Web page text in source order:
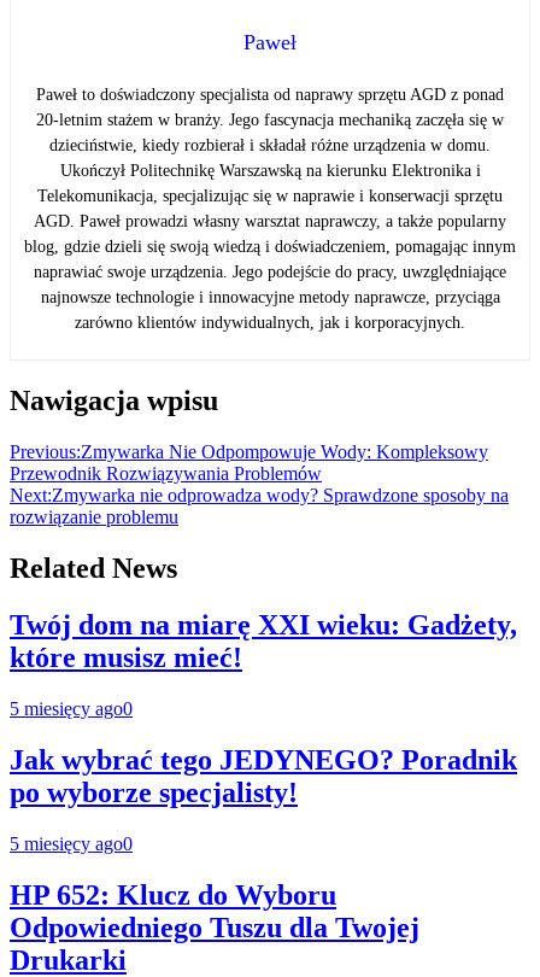
Paweł
Paweł to doświadczony specjalista od naprawy sprzętu AGD z ponad
20-letnim stażem w branży. Jego fascynacja mechaniką zaczęła się w
dzieciństwie, kiedy rozbierał i składał różne urządzenia w domu.
Ukończył Politechnikę Warszawską na kierunku Elektronika i
Telekomunikacja, specjalizując się w naprawie i konserwacji sprzętu
AGD. Paweł prowadzi własny warsztat naprawczy, a także popularny
blog, gdzie dzieli się swoją wiedzą i doświadczeniem, pomagając innym
naprawiać swoje urządzenia. Jego podejście do pracy, uwzględniające
najnowsze technologie i innowacyjne metody naprawcze, przyciąga
zarówno klientów indywidualnych, jak i korporacyjnych.
Nawigacja wpisu
Previous:Zmywarka Nie Odpompowuje Wody: Kompleksowy
Przewodnik Rozwiązywania Problemów
Next:Zmywarka nie odprowadza wody? Sprawdzone sposoby na
rozwiązanie problemu
Related News
Twój dom na miarę XXI wieku: Gadżety,
które musisz mieć!
5 miesięcy ago0
Jak wybrać tego JEDYNEGO? Poradnik
po wyborze specjalisty!
5 miesięcy ago0
HP 652: Klucz do Wyboru
Odpowiedniego Tuszu dla Twojej
Drukarki